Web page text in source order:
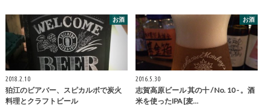
お酒
2018.2.10
狛江のビアバー、スピカルボで炭火
料理とクラフトビール
お酒
2016.5.30
志賀高原ビール 其の十 / No. 10 - 。酒
米を使ったIPA [麦…